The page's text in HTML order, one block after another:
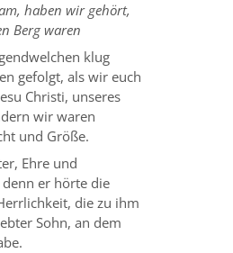
haben wir gehört,
Berg waren
klug
gefolgt, als wir euch
Christi, unseres
wir waren
und Größe.
Ehre und
er hörte die
die zu ihm
Sohn, an dem